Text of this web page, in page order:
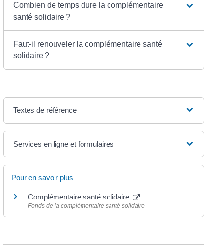
Combien de temps dure la complémentaire
santé solidaire ?
Faut-il renouveler la complémentaire santé
solidaire ?
Textes de référence
Services en ligne et formulaires
Pour en savoir plus
Complémentaire santé solidaire
Fonds de la complémentaire santé solidaire